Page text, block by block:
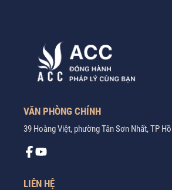
VĂN PHÒNG CHÍNH
39 Hoàng Việt, phường Tân Sơn Nhất, TP
LIÊN HỆ